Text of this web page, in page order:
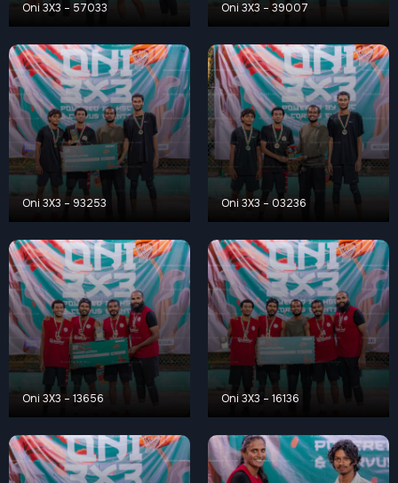
Oni 3X3 – 57033 Oni 3X3 – 39007
Oni 3X3 – 93253 Oni 3X3 – 03236
Oni 3X3 – 13656 Oni 3X3 – 16136